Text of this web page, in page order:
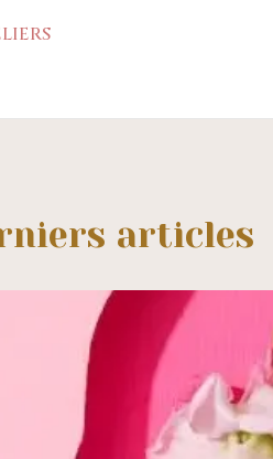
articles